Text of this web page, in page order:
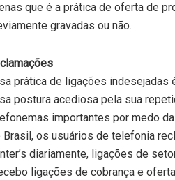
que é a prática de oferta de
gravadas ou não.
prática de ligações
postura acediosa pela sua
importantes por medo
Brasil, os usuários de telefonia
diariamente, ligações de
ligações de cobrança e